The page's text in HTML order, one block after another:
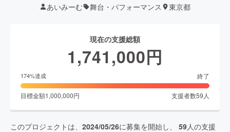
あいみーむ 舞台・パフォーマンス 東京都
現在の支援総額
1,741,000円
174%達成 終了
目標金額1,000,000円 支援者数59 人
このプロジェクトは、 2024/05/26に募集を開始し、 59人の支援